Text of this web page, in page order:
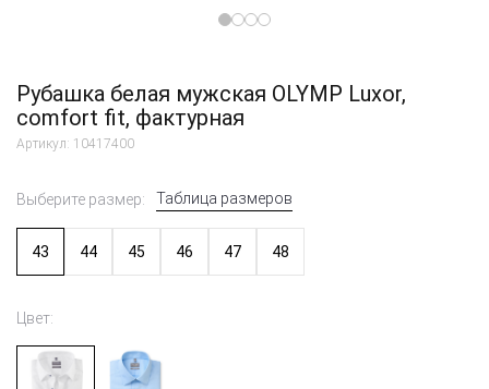
Рубашка белая мужская OLYMP Luxor,
comfort fit, фактурная
Артикул: 10417400
Выберите размер: Таблица размеров
43 44 45 46 47 48
Цвет: